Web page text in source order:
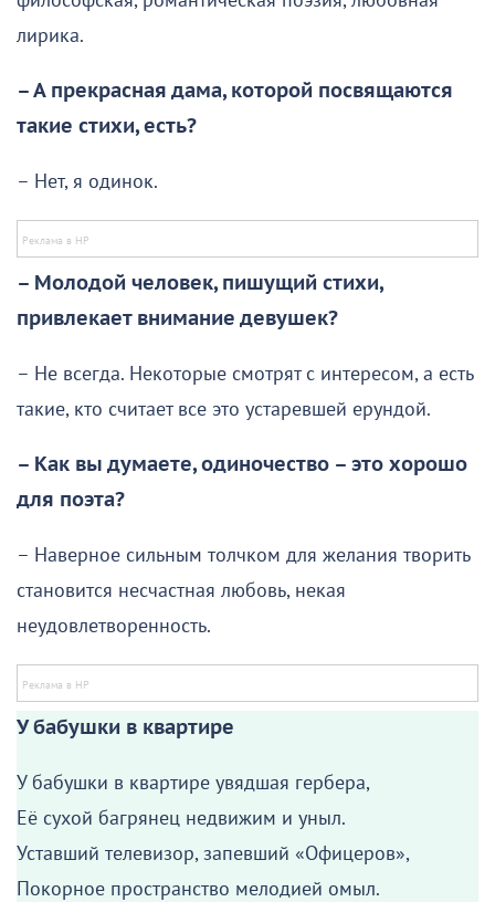
лирика.
– А прекрасная дама, которой посвящаются
такие стихи, есть?
– Нет, я одинок.
– Молодой человек, пишущий стихи,
привлекает внимание девушек?
– Не всегда. Некоторые смотрят с интересом, а есть
такие, кто считает все это устаревшей ерундой.
– Как вы думаете, одиночество – это хорошо
для поэта?
– Наверное сильным толчком для желания творить
становится несчастная любовь, некая
неудовлетворенность.
У бабушки в квартире
У бабушки в квартире увядшая гербера,
Её сухой багрянец недвижим и уныл.
Уставший телевизор, запевший «Офицеров»,
Покорное пространство мелодией омыл.